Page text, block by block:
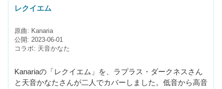
レクイエム
原曲: Kanaria
公開: 2023-06-01
コラボ: 天音かなた
Kanariaの「レクイエム」を、ラプラス・ダークネスさん
と天音かなたさんが二人でカバーしました。低音から高音